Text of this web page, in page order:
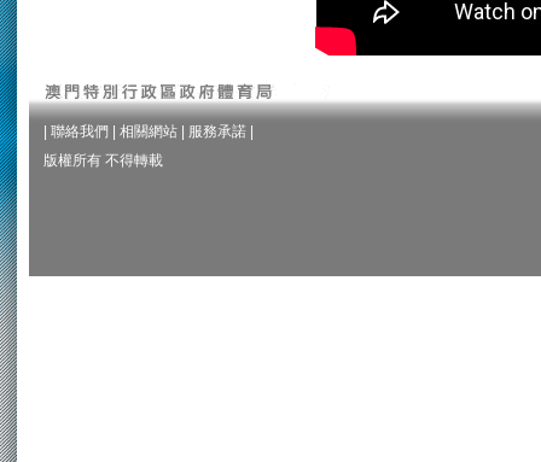
聯絡我們 相關網站 服務承諾
版權所有 不得轉載